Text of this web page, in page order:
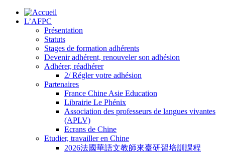
L’AFPC
Présentation
Statuts
Stages de formation adhérents
Devenir adhérent, renouveler son adhésion
Adhérer, réadhérer
2/ Régler votre adhésion
Partenaires
France Chine Asie Education
Librairie Le Phénix
Association des professeurs de langues vivantes
(APLV)
Ecrans de Chine
Etudier, travailler en Chine
2026法國華語文教師來臺研習培訓課程